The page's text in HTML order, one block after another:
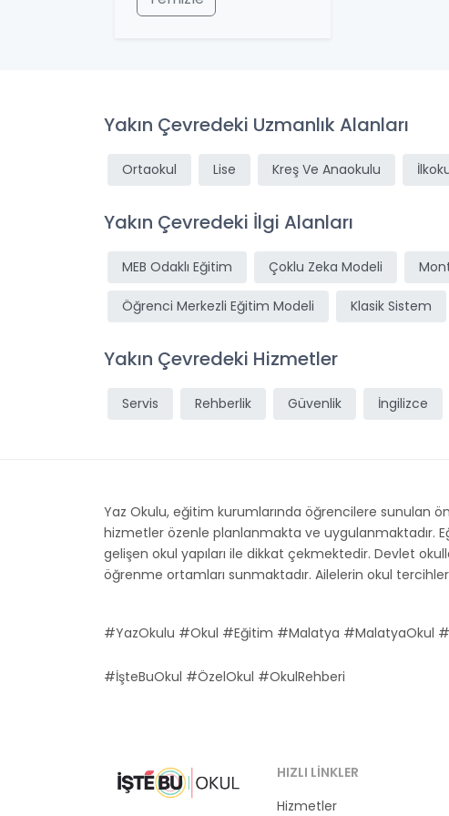
Yakın Çevredeki Uzmanlık Alanları
Ortaokul Lise Kreş Ve Anaokulu
Yakın Çevredeki İlgi Alanları
MEB Odaklı Eğitim Çoklu Zeka Modeli
Öğrenci Merkezli Eğitim Modeli Klasik Sistem
Yakın Çevredeki Hizmetler
Servis Rehberlik Güvenlik İngilizce
Yaz Okulu, eğitim kurumlarında öğrencilere sunulan
hizmetler özenle planlanmakta ve uygulanmaktadır.
gelişen okul yapıları ile dikkat çekmektedir. Devlet
öğrenme ortamları sunmaktadır. Ailelerin okul
#YazOkulu #Okul #Eğitim #Malatya #MalatyaOkul
#İşteBuOkul #ÖzelOkul #OkulRehberi
HIZLI LINKLER
Hizmetler